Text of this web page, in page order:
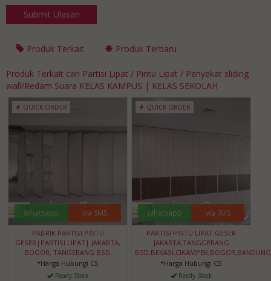
Produk Terkait Produk Terbaru
Produk Terkait cari Partisi Lipat / Pintu Lipat / Penyekat sliding
wall/Redam Suara KELAS KAMPUS | KELAS SEKOLAH
QUICK ORDER
Whatsapp via SMS
PABRIK PARTISI PINTU
GESER|PARTISI LIPAT| JAKARTA,
BOGOR, TANGERANG BSD,
*Harga Hubungi CS
Ready Stock
QUICK ORDER
Whatsapp via SMS
PARTISI PINTU LIPAT GESER
JAKARTA,TANGGERANG
*Harga Hubungi CS
Ready Stock